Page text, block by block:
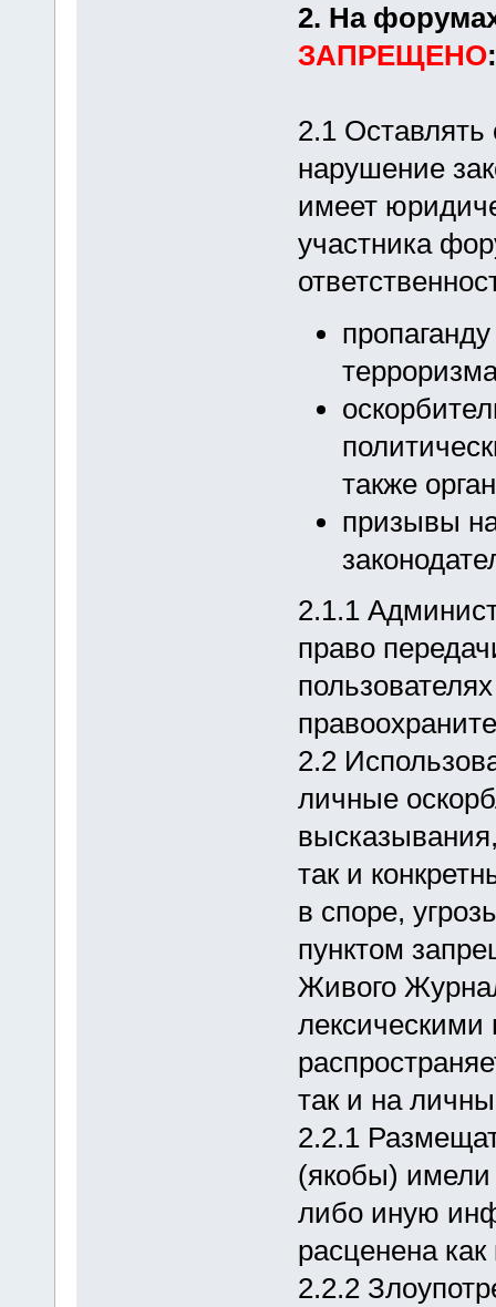
2. На
ЗАПРЕЩЕНО:
2.1
нарушение
имеет
участника
также
призывы
2.1.1
право
2.2
личные
так и
в споре,
пунктом
Живого
так и на
2.2.1
(якобы) имели
либо иную
расценена как
2.2.2